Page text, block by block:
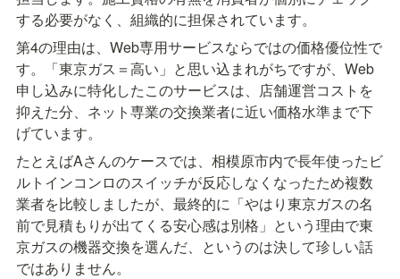
する必要がなく、組織的に担保されています。
第4の理由は、Web専用サービスならではの価格優位性で
す。「東京ガス＝高い」と思い込まれがちですが、Web
申し込みに特化したこのサービスは、店舗運営コストを
抑えた分、ネット専業の交換業者に近い価格水準まで下
げています。
たとえばAさんのケースでは、相模原市内で長年使ったビ
ルトインコンロのスイッチが反応しなくなったため複数
業者を比較しましたが、最終的に「やはり東京ガスの名
前で見積もりが出てくる安心感は別格」という理由で東
京ガスの機器交換を選んだ、というのは決して珍しい話
ではありません。